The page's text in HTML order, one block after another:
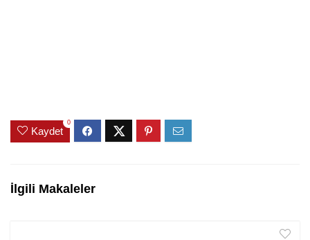
Kaydet
0
İlgili Makaleler